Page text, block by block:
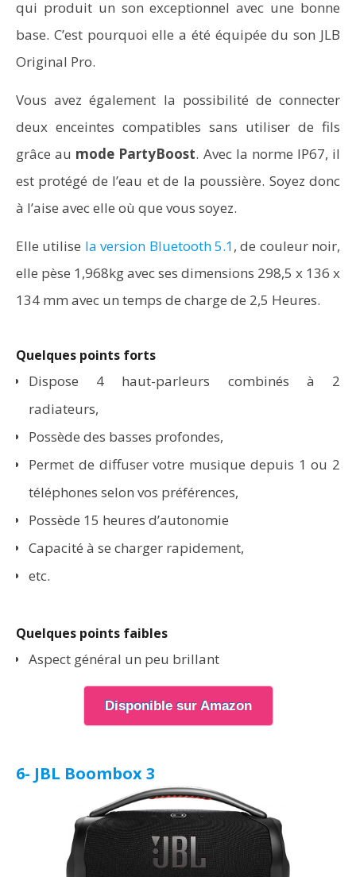
qui produit un son exceptionnel avec une bonne
base. C’est pourquoi elle a été équipée du son JLB
Original Pro.
Vous avez également la possibilité de connecter
deux enceintes compatibles sans utiliser de fils
grâce au mode PartyBoost. Avec la norme IP67, il
est protégé de l’eau et de la poussière. Soyez donc
à l’aise avec elle où que vous soyez.
Elle utilise la version Bluetooth 5.1, de couleur noir,
elle pèse 1,968kg avec ses dimensions 298,5 x 136 x
134 mm avec un temps de charge de 2,5 Heures.
Quelques points forts
Dispose 4 haut-parleurs combinés à 2
radiateurs,
Possède des basses profondes,
Permet de diffuser votre musique depuis 1 ou 2
téléphones selon vos préférences,
Possède 15 heures d’autonomie
Capacité à se charger rapidement,
etc.
Quelques points faibles
Aspect général un peu brillant
Disponible sur Amazon
6- JBL Boombox 3